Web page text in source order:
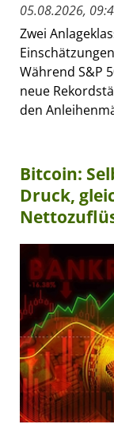
05.08.2026,
Zwei
Während S&P
neue
den
Bitcoin:
Druck,